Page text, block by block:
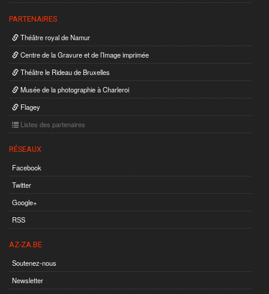
PARTENAIRES
Théâtre royal de Namur
Centre de la Gravure et de l’Image imprimée
Théâtre le Rideau de Bruxelles
Musée de la photographie à Charleroi
Flagey
Listes des partenaires
RÉSEAUX
Facebook
Twitter
Google+
RSS
AZ-ZA.BE
Soutenez-nous
Newsletter